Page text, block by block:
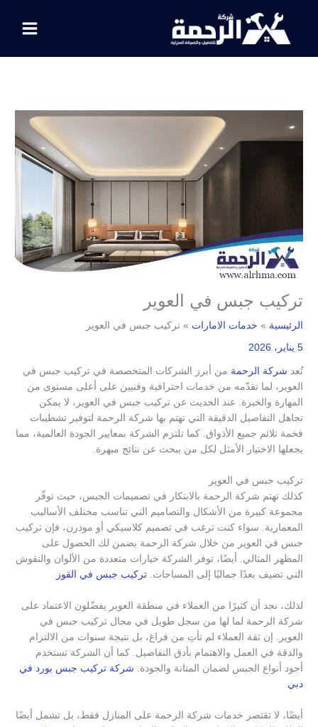
المحتوى
تركيب جبس في العوير
الرئيسية خدمات الامارات تركيب جبس في العوير
5 يناير، 2026
تُعد شركة الرحمة من أبرز الشركات المتخصصة في تركيب جبس في
العوير، لما تقدّمه من خدمات احترافية وفنيين على أعلى مستوى من
المهارة والخبرة. عند الحديث عن تركيب جبس في العوير، لا يمكن
تجاهل التفاصيل الدقيقة التي تهتم بها شركة الرحمة لتوفير تشطيبات
فخمة تلائم جميع الأذواق. كما تلتزم الشركة بمعايير الجودة العالمية، مما
يجعلها الاختيار الأمثل لكل من يبحث عن نتائج مبهرة.
تركيب جبس في العوير
كذلك تهتم شركة الرحمة بالابتكار في تصميمات الجبس، حيث توفّر
مجموعة كبيرة من الأشكال والتصاميم التي تناسب مختلف الأساليب
المعمارية. سواء كنت ترغب في تصميم كلاسيكي أو مودرن، فإن تركيب
جبس في العوير من خلال شركة الرحمة يضمن لك الحصول على
المظهر المثالي. أيضًا، توفر الشركة خيارات متعددة من الألوان والنقوش
التي تضيف بعدًا جماليًا إلى المساحات.تركيب جبس في القوز
لذلك، نجد أن كثيرًا من العملاء في منطقة العوير يفضّلون الاعتماد على
شركة الرحمة لما لها من سجل طويل في مجال تركيب جبس في
العوير. إن ثقة العملاء لم تأتِ من فراغ، بل نتيجة سنوات من الالتزام
والدقة في العمل والاهتمام بأدق التفاصيل. كما أن الشركة تستخدم
أجود أنواع الجبس لضمان المتانة والجودة. شركة تركيب جبس بورد في
دبي
أيضًا، لا تقتصر خدمات شركة الرحمة على المنازل فقط، بل تشمل أيضًا